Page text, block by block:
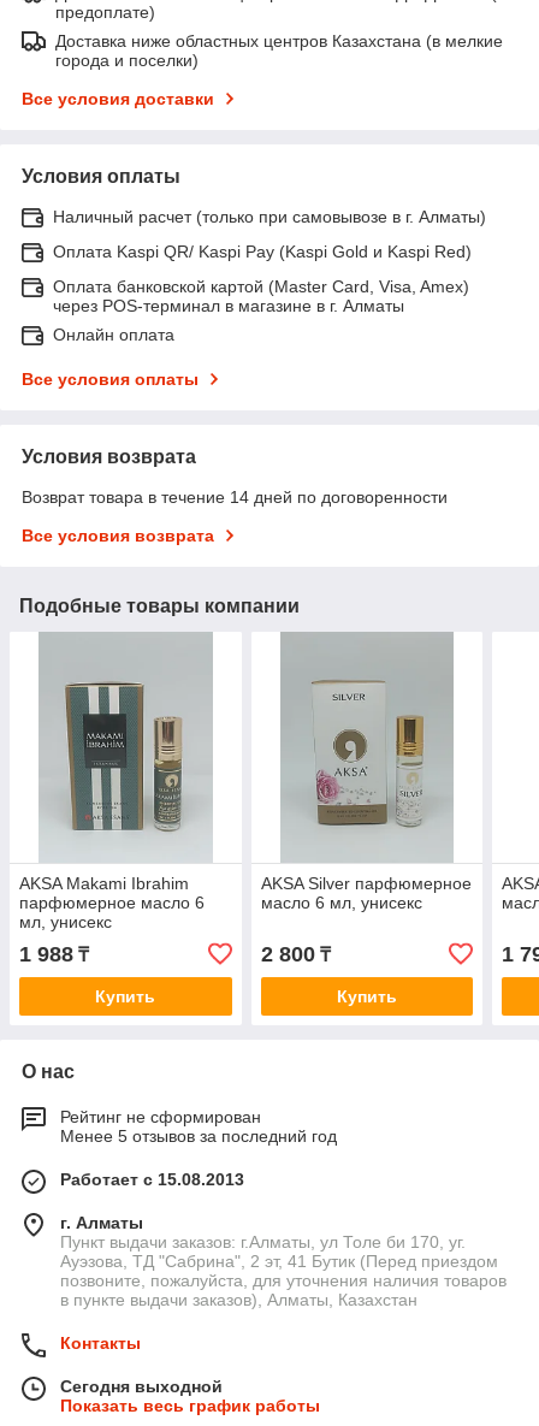
предоплате)
Доставка ниже областных центров Казахстана (в мелкие
города и поселки)
Все условия доставки
Условия оплаты
Наличный расчет (только при самовывозе в г. Алматы)
Оплата Kaspi QR/ Kaspi Pay (Kaspi Gold и Kaspi Red)
Оплата банковской картой (Master Card, Visa, Amex)
через POS-терминал в магазине в г. Алматы
Онлайн оплата
Все условия оплаты
Условия возврата
Возврат товара в течение 14 дней по договоренности
Все условия возврата
Подобные товары компании
AKSA Makami Ibrahim
парфюмерное масло 6
мл, унисекс
1 988 ₸
Купить
AKSA Silver парфюмерное
масло 6 мл, унисекс
2 800₸
Купить
1
О нас
Рейтинг не сформирован
Менее 5 отзывов за последний год
Работает с 15.08.2013
г. Алматы
Пункт выдачи заказов: г.Алматы, ул Толе би 170, уг.
Ауэзова, ТД "Сабрина", 2 эт, 41 Бутик (Перед приездом
позвоните, пожалуйста, для уточнения наличия товаров
в пункте выдачи заказов), Алматы, Казахстан
Контакты
Сегодня выходной
Показать весь график работы